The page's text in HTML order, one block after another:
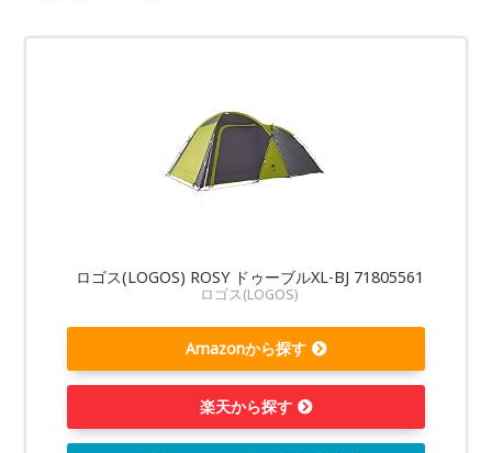
ロゴス(LOGOS) ROSY ドゥーブルXL-BJ 71805561
ロゴス(LOGOS)
Amazonから探す
楽天から探す